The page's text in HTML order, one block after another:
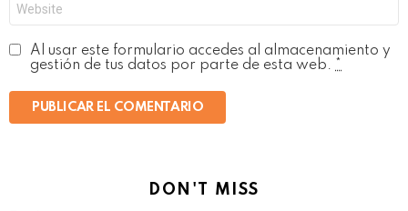
Al usar este formulario accedes al almacenamiento y
gestión de tus datos por parte de esta web.
DON'T MISS